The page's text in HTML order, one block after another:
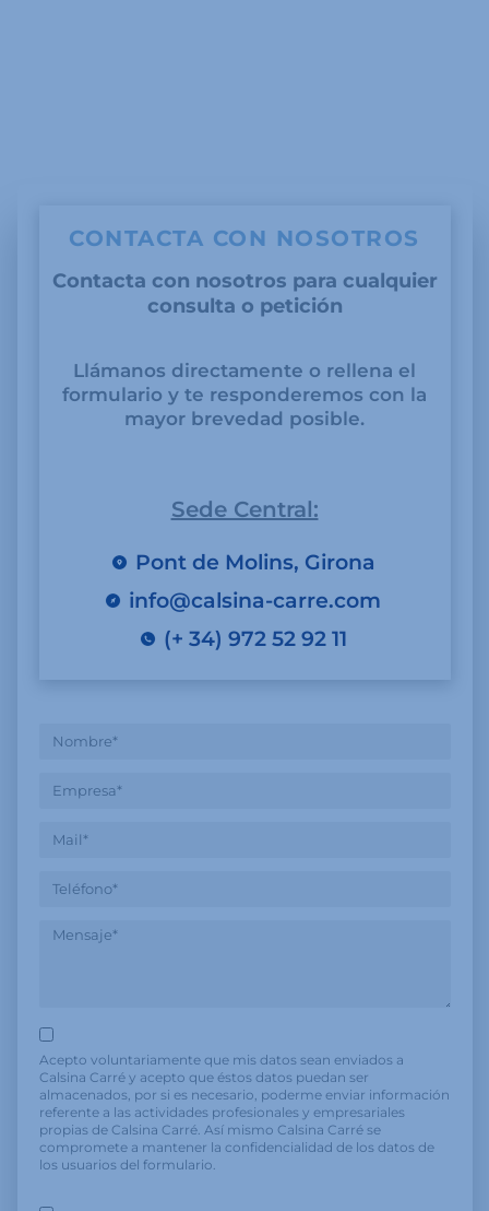
CONTACTA CON NOSOTROS
Contacta con nosotros para cualquier
consulta o petición
Llámanos directamente o rellena el
formulario y te responderemos con la
mayor brevedad posible.
Sede Central:
Pont de Molins, Girona
info@calsina-carre.com
(+ 34) 972 52 92 11
Acepto voluntariamente que mis datos sean enviados a
Calsina Carré y acepto que éstos datos puedan ser
almacenados, por si es necesario, poderme enviar información
referente a las actividades profesionales y empresariales
propias de Calsina Carré. Así mismo Calsina Carré se
compromete a mantener la confidencialidad de los datos de
los usuarios del formulario.